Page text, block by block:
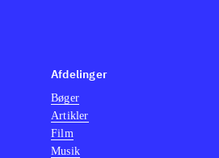
Move eller de
crisis"-serien,
spil som
Call of duty 4
hvis man
Afdelinger
Bøger
Artikler
Film
Musik